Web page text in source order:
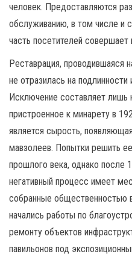
человек. Предоставляются
обслуживанию, в том числе и
часть посетителей совершает
Реставрация, проводившаяся
не отразилась на
Исключение составляет лишь
пристроенное к минарету в
является сырость,
мавзолеев. Попытки решить
прошлого века, однако после
негативный процесс имеет
собранные общественностью
начались работы по
ремонту объектов
павильонов под